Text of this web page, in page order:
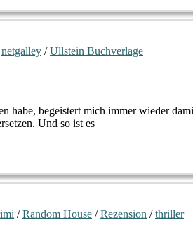
netgalley /Ullstein Buchverlage
habe, begeistert mich immer wieder
Und so ist es
/Random House /Rezension /thriller